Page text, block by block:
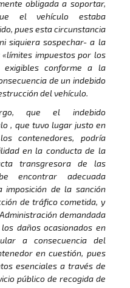
obligada a soportar,
el vehículo estaba
pues esta circunstancia
siquiera sospechar- a la
impuestos por los
exigibles conforme a la
de un indebido
del vehículo.
que el indebido
, que tuvo lugar justo en
contenedores, podría
en la conducta de la
transgresora de las
encontrar adecuada
de la sanción
de tráfico cometida, y
demandada
daños ocasionados en
a consecuencia del
en cuestión, pues
esenciales a través de
público de recogida de